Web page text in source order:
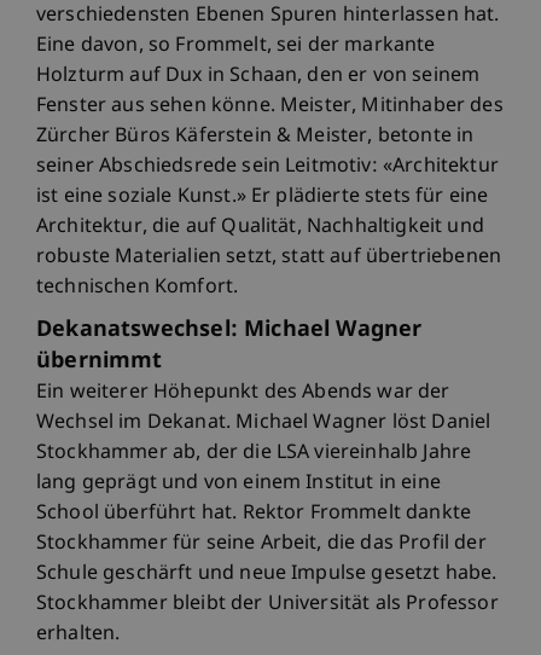
verschiedensten Ebenen Spuren hinterlassen hat.
Eine davon, so Frommelt, sei der markante
Holzturm auf Dux in Schaan, den er von seinem
Fenster aus sehen könne. Meister, Mitinhaber des
Zürcher Büros Käferstein & Meister, betonte in
seiner Abschiedsrede sein Leitmotiv: «Architektur
ist eine soziale Kunst.» Er plädierte stets für eine
Architektur, die auf Qualität, Nachhaltigkeit und
robuste Materialien setzt, statt auf übertriebenen
technischen Komfort.
Dekanatswechsel: Michael Wagner
übernimmt
Ein weiterer Höhepunkt des Abends war der
Wechsel im Dekanat. Michael Wagner löst Daniel
Stockhammer ab, der die LSA viereinhalb Jahre
lang geprägt und von einem Institut in eine
School überführt hat. Rektor Frommelt dankte
Stockhammer für seine Arbeit, die das Profil der
Schule geschärft und neue Impulse gesetzt habe.
Stockhammer bleibt der Universität als Professor
erhalten.